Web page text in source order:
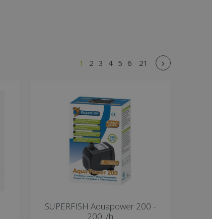
1 2 3 4 5 6 21
SUPERFISH Aquapower 200 -
200 l/h